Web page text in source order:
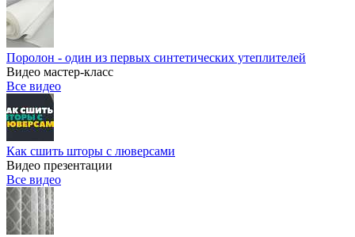
Поролон - один из первых синтетических утеплителей
Видео мастер-класс
Все видео
Как сшить шторы с люверсами
Видео презентации
Все видео